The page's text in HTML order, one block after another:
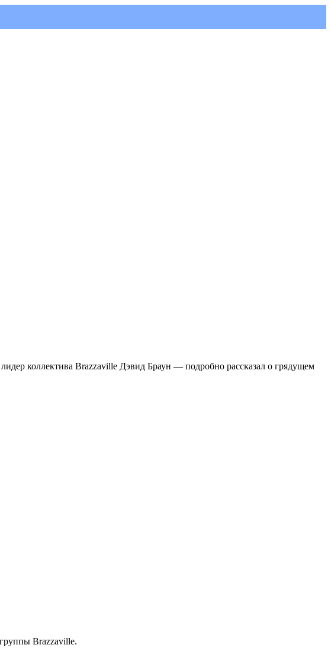
коллектива Brazzaville Дэвид Браун — подробно рассказал о грядущем
Brazzaville.